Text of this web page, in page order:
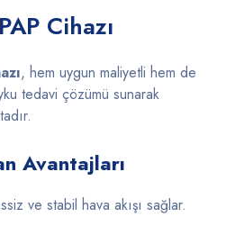
Cihazı
, hem uygun maliyetli hem de
tedavi çözümü sunarak
Avantajları
ve stabil hava akışı sağlar.